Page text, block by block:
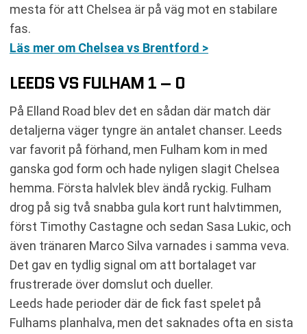
mesta för att Chelsea är på väg mot en stabilare
fas.
Läs mer om Chelsea vs Brentford >
LEEDS VS FULHAM 1 – 0
På Elland Road blev det en sådan där match där
detaljerna väger tyngre än antalet chanser. Leeds
var favorit på förhand, men Fulham kom in med
ganska god form och hade nyligen slagit Chelsea
hemma. Första halvlek blev ändå ryckig. Fulham
drog på sig två snabba gula kort runt halvtimmen,
först Timothy Castagne och sedan Sasa Lukic, och
även tränaren Marco Silva varnades i samma veva.
Det gav en tydlig signal om att bortalaget var
frustrerade över domslut och dueller.
Leeds hade perioder där de fick fast spelet på
Fulhams planhalva, men det saknades ofta en sista